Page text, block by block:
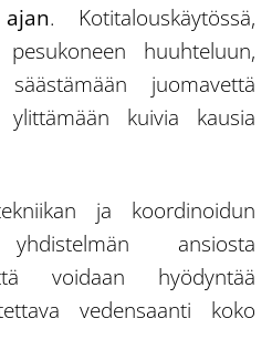
. Kotitalouskäytössä,
huuhteluun,
juomavettä
kuivia kausia
ja koordinoidun
yhdistelmän ansiosta
voidaan hyödyntää
vedensaanti koko